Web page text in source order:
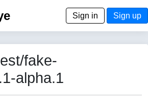
Sign in Sign up
fake-
alpha.1